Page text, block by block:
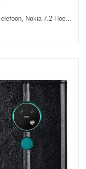
Nokia 7.2 Hoesje Kat Leren Etui Mobiele Telefoon, Nokia 7.2 Hoesje Blauw Bescherming